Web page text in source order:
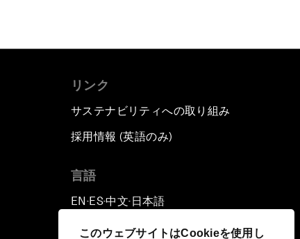
このウェブサイトはCookieを使用し
リンク
サステナビリティへの取り組み
採用情報 (英語のみ)
言語
EN ▪ ES▪中文▪ 日本語